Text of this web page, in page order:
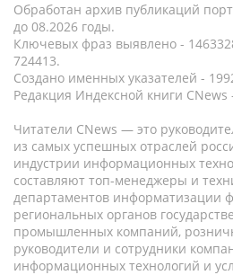
Обработан архив публикаций
до 08.2026 годы.
Ключевых фраз выявлено -
724413.
Создано именных указателей -
Редакция Индексной книги CNews
Читатели CNews — это
из самых успешных отраслей
индустрии информационных
составляют топ-менеджеры и
департаментов информатизации
региональных органов
промышленных компаний,
руководители и сотрудники
информационных технологий и